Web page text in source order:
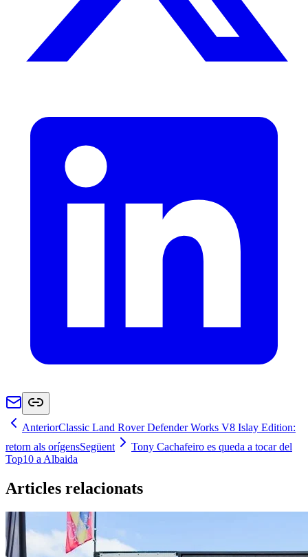
AnteriorClassic Land Rover Defender Works V8 Islay Edition:
retorn als orígensSegüent
Tony Cachafeiro es queda a tocar del
Top10 a Albaida
Articles relacionats